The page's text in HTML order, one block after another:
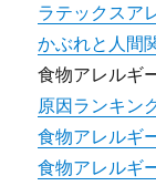
ラテックスア
かぶれと人間
食物アレルギ
原因ランキン
食物アレルギ
食物アレルギ